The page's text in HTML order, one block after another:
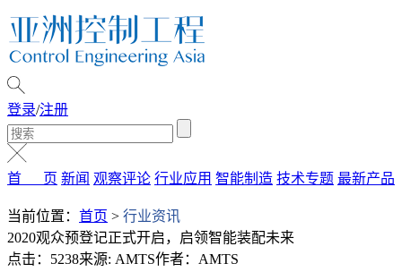
登录/注册
首 页 新闻 观察评论 行业应用 智能制造 技术专题 最新产品
当前位置： 首页 > 行业资讯
2020观众预登记正式开启，启领智能装配未来
点击：5238来源: AMTS作者：AMTS